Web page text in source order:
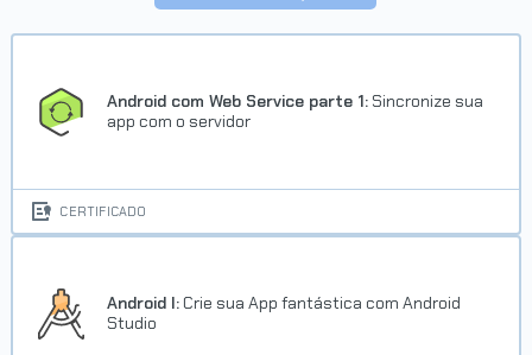
Android com Web Service parte 1: Sincronize sua
app com o servidor
CERTIFICADO
Android I: Crie sua App fantástica com Android
Studio